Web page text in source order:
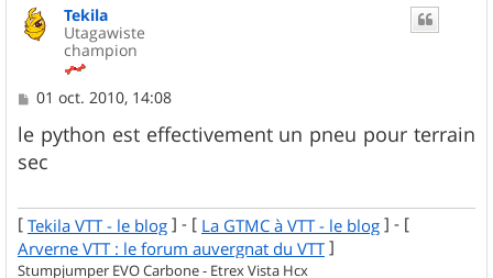
Tekila
Utagawiste
champion
M
s
s
a
01 oct. 2010, 14:08
le python est effectivement un pneu pour terrain
sec
[ Tekila VTT - le blog ] - [ La GTMC à VTT - le blog ] - [
Arverne VTT : le forum auvergnat du VTT ]
Stumpjumper EVO Carbone - Etrex Vista Hcx